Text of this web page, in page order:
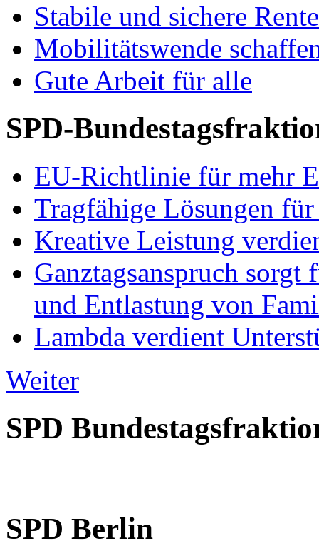
Stabile und sichere
Mobilitätswende
Gute Arbeit für alle
SPD-
EU-Richtlinie für mehr
Tragfähige Lösungen
Kreative Leistung
Ganztagsanspruch
und Entlastung von
Lambda verdient
Weiter
SPD
SPD Berlin